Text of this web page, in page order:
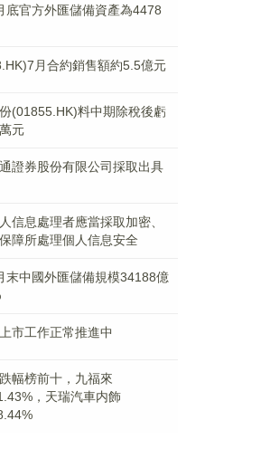
底官方外匯儲備資產為4478
月合約銷售額約5.5億元
份(01855.HK)料中期除稅後虧
元
證券股份有限公司採取出具
信息處理者應當採取加密、
障所處理個人信息安全
末中國外匯儲備規模34188億
市工作正常推進中
幅榜前十，九福來
，天瑞汽車内飾